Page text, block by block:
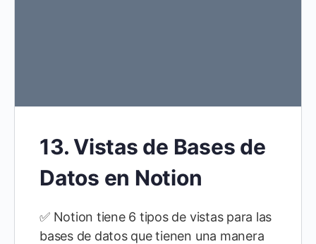
13. Vistas de Bases de
Datos en Notion
✅ Notion tiene 6 tipos de vistas para las
bases de datos que tienen una manera